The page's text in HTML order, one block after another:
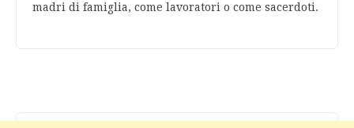
madri di famiglia, come lavoratori o come sacerdoti.